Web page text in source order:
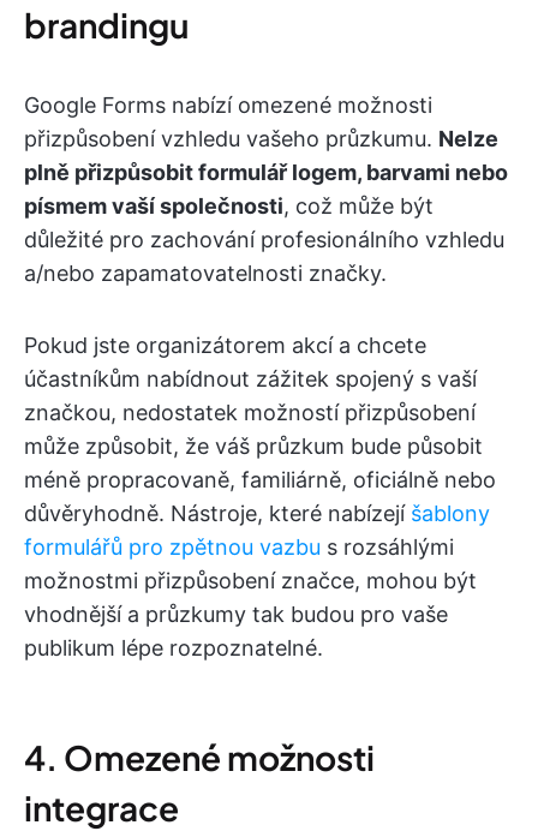
brandingu
Google Forms nabízí omezené možnosti
přizpůsobení vzhledu vašeho průzkumu. Nelze
plně přizpůsobit formulář logem, barvami nebo
písmem vaší společnosti, což může být
důležité pro zachování profesionálního vzhledu
a/nebo zapamatovatelnosti značky.
Pokud jste organizátorem akcí a chcete
účastníkům nabídnout zážitek spojený s vaší
značkou, nedostatek možností přizpůsobení
může způsobit, že váš průzkum bude působit
méně propracovaně, familiárně, oficiálně nebo
důvěryhodně. Nástroje, které nabízejí šablony
formulářů pro zpětnou vazbu s rozsáhlými
možnostmi přizpůsobení značce, mohou být
vhodnější a průzkumy tak budou pro vaše
publikum lépe rozpoznatelné.
4. Omezené možnosti
integrace